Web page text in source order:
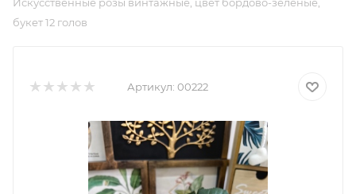
букет 12 голов
Артикул: 00222